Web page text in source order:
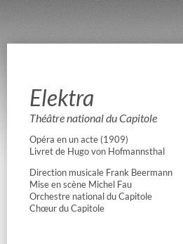
Elektra
Théâtre national du Capitole
Opéra en un acte (1909)
Livret de Hugo von Hofmannsthal
Direction musicale Frank Beermann
Mise en scène Michel Fau
Orchestre national du Capitole
Chœur du Capitole